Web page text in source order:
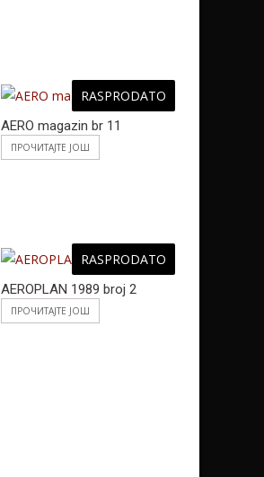
RASPRODATO
AERO magazin br 11
ПРОЧИТАЈТЕ ЈОШ
RASPRODATO
AEROPLAN 1989 broj 2
ПРОЧИТАЈТЕ ЈОШ